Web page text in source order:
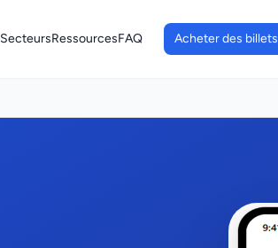
SecteursRessourcesFAQ Acheter des billets